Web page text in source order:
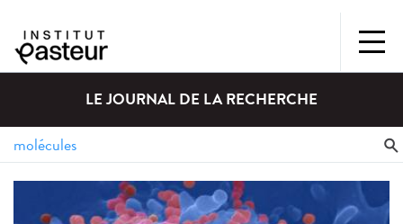
LE JOURNAL DE LA RECHERCHE